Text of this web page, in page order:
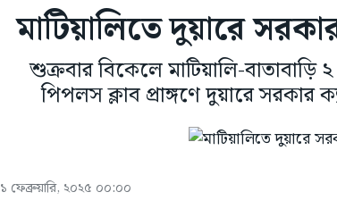
মাটিয়ালিতে দুয়ারে
শুক্রবার বিকেলে মাটিয়ালি-বাতাবাড়ি
পিপলস ক্লাব প্রাঙ্গণে দুয়ারে সরকার
১ ফেব্রুয়ারি, ২০২৫ ০০:০০